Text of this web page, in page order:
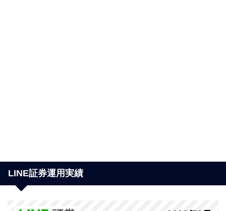
LINE証券運用実績